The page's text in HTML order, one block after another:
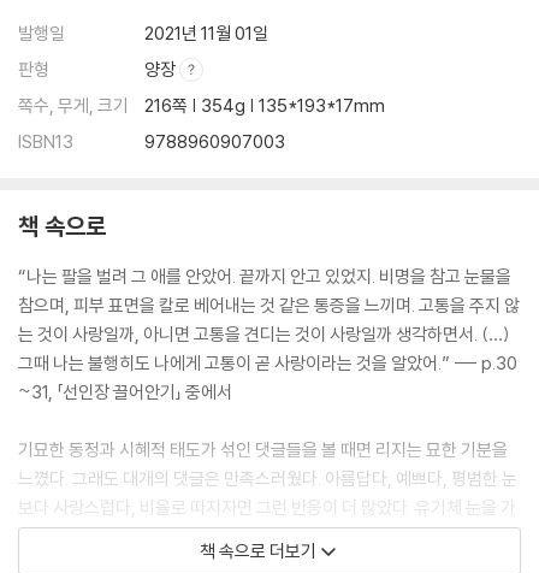
발행일
2021년 11월 01일
판형
양장
쪽수, 무게, 크기
216쪽 | 354g | 135*193*17mm
ISBN13
9788960907003
책 속으로
“나는 팔을 벌려 그 애를 안았어. 끝까지 안고 있었지. 비명을 참고 눈물을
참으며, 피부 표면을 칼로 베어내는 것 같은 통증을 느끼며. 고통을 주지 않
는 것이 사랑일까, 아니면 고통을 견디는 것이 사랑일까 생각하면서. (…)
그때 나는 불행히도 나에게 고통이 곧 사랑이라는 것을 알았어.” --- p.30
~31, 「선인장 끌어안기」 중에서
기묘한 동정과 시혜적 태도가 섞인 댓글들을 볼 때면 리지는 묘한 기분을
느꼈다. 그래도 대개의 댓글은 만족스러웠다. 아름답다, 예쁘다, 평범한 눈
보다 사랑스럽다, 비율로 따지자면 그런 반응이 더 많았다. 유기체 눈을 가
진 사람들이 리지를 동경할 때마다 리지는 가슴 깊이 꿈틀거리는 어떤 기
이한 감정을 느꼈다. 이건 자긍심일까? --- p.37, 「#cyborg_positive」
책 속으로 더보기